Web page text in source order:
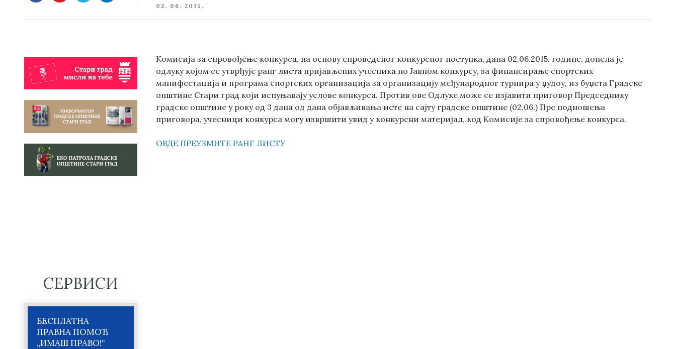
POSTED
02. 06. 2015.
СЕРВИСИ
БЕСПЛАТНА
ПРАВНА ПОМОЋ
„ИМАШ ПРАВО!“
Комисија за спровођење конкурса, на основу спроведеног конкурсног поступка, дана 02.06.2015. године, донела је
одлуку којом се утврђује ранг листа пријављених учесника по Јавном конкурсу, за финансирање спортских
манифестација и програма спортских организација за организацију међународног турнира у џудоу, из буџета Градске
општине Стари град који испуњавају услове конкурса. Против ове Одлуке може се изјавити приговор Председнику
градске општине у року од 3 дана од дана објављивања исте на сајту градске општине (02.06.) Пре подношења
приговора, учесници конкурса могу извршити увид у конкурсни материјал, код Комисије за спровођење конкурса.
ОВДЕ ПРЕУЗМИТЕ РАНГ ЛИСТУ